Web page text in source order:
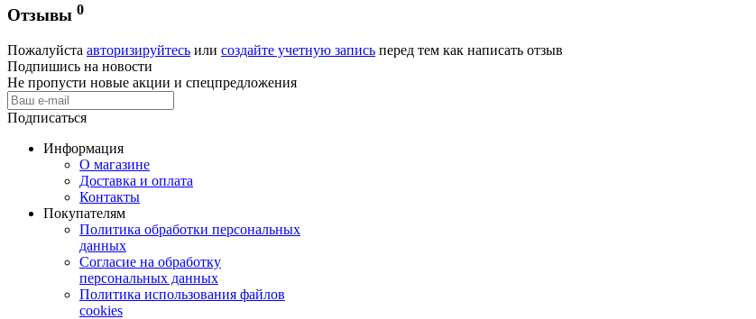
Отзывы 0
Пожалуйста авторизируйтесь или создайте учетную запись перед тем как написать отзыв
Подпишись на новости
Не пропусти новые акции и спецпредложения
Подписаться
Информация
О магазине
Доставка и оплата
Контакты
Покупателям
Политика обработки персональных
данных
Согласие на обработку
персональных данных
Политика использования файлов
cookies